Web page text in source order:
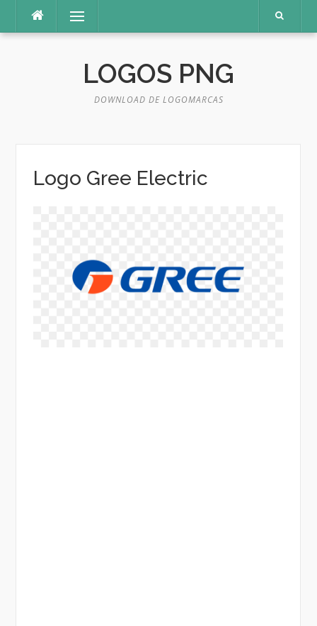
o
Menu
LOGOS PNG
DOWNLOAD DE LOGOMARCAS
Logo Gree Electric